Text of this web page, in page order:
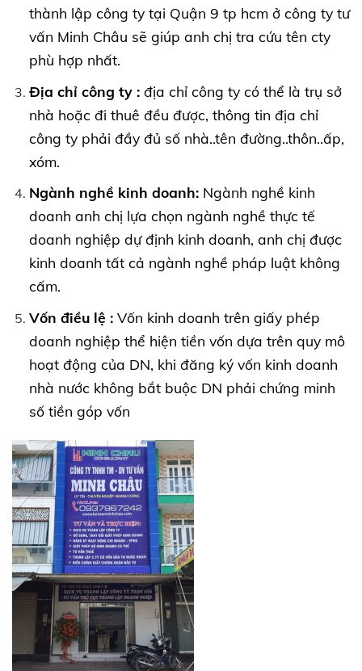
thành lập công ty tại Quận 9 tp hcm ở công ty tư
vấn Minh Châu sẽ giúp anh chị tra cứu tên cty
phù hợp nhất.
Địa chỉ công ty :địa chỉ công ty có thể là trụ sở
nhà hoặc đi thuê đều được, thông tin địa chỉ
công ty phải đầy đủ số nhà..tên đường..thôn..ấp,
xóm.
Ngành nghề kinh doanh:Ngành nghề kinh
doanh anh chị lựa chọn ngành nghề thực tế
doanh nghiệp dự định kinh doanh, anh chị được
kinh doanh tất cả ngành nghề pháp luật không
cấm.
Vốn điều lệ :Vốn kinh doanh trên giấy phép
doanh nghiệp thể hiện tiền vốn dựa trên quy mô
hoạt động của DN, khi đăng ký vốn kinh doanh
nhà nước không bắt buộc DN phải chứng minh
số tiền góp vốn